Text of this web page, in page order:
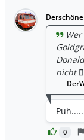
0
nicht
Puh.....